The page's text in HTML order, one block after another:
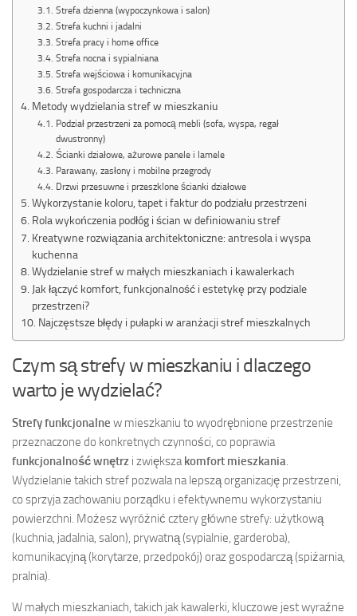
Strefa dzienna (wypoczynkowa i salon)
Strefa kuchni i jadalni
Strefa pracy i home office
Strefa nocna i sypialniana
Strefa wejściowa i komunikacyjna
Strefa gospodarcza i techniczna
Metody wydzielania stref w mieszkaniu
Podział przestrzeni za pomocą mebli (sofa, wyspa, regał
dwustronny)
Ścianki działowe, ażurowe panele i lamele
Parawany, zasłony i mobilne przegrody
Drzwi przesuwne i przeszklone ścianki działowe
Wykorzystanie koloru, tapet i faktur do podziału przestrzeni
Rola wykończenia podłóg i ścian w definiowaniu stref
Kreatywne rozwiązania architektoniczne: antresola i wyspa
kuchenna
Wydzielanie stref w małych mieszkaniach i kawalerkach
Jak łączyć komfort, funkcjonalność i estetykę przy podziale
przestrzeni?
Najczęstsze błędy i pułapki w aranżacji stref mieszkalnych
Czym są strefy w mieszkaniu i dlaczego
warto je wydzielać?
Strefy funkcjonalne w mieszkaniu to wyodrębnione przestrzenie
przeznaczone do konkretnych czynności, co poprawia
funkcjonalność wnętrz i zwiększa komfort mieszkania
Wydzielanie takich stref pozwala na lepszą organizację przestrzeni,
co sprzyja zachowaniu porządku i efektywnemu wykorzystaniu
powierzchni. Możesz wyróżnić cztery główne strefy: użytkową
(kuchnia, jadalnia, salon), prywatną (sypialnie, garderoba),
komunikacyjną (korytarze, przedpokój) oraz gospodarczą (spiżarnia,
pralnia).
W małych mieszkaniach, takich jak kawalerki, kluczowe jest wyraźne